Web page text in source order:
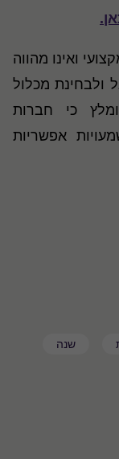
ואינו מהווה
ולבחינת מכלול
כי חברות
אפשריות
שנה